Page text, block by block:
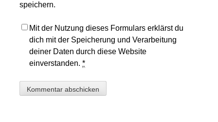
speichern.
Mit der Nutzung dieses Formulars erklärst du
dich mit der Speicherung und Verarbeitung
deiner Daten durch diese Website
einverstanden.*